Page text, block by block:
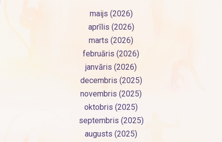
maijs (2026)
aprīlis (2026)
marts (2026)
februāris (2026)
janvāris (2026)
decembris (2025)
novembris (2025)
oktobris (2025)
septembris (2025)
augusts (2025)